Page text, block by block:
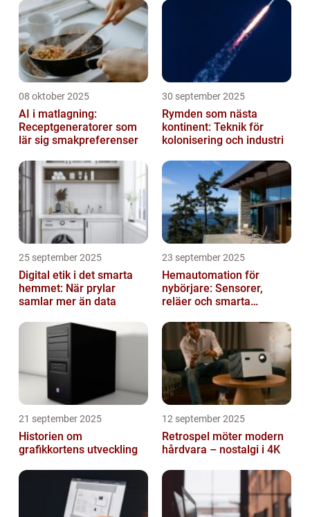
08 oktober 2025
AI i matlagning:
Receptgeneratorer som
lär sig smakpreferenser
30 september 2025
Rymden som nästa
kontinent: Teknik för
kolonisering och industri
25 september 2025
Digital etik i det smarta
hemmet: När prylar
samlar mer än data
23 september 2025
Hemautomation för
nybörjare: Sensorer,
reläer och smarta
21 september 2025
Historien om
grafikkortens utveckling
12 september 2025
Retrospel möter modern
hårdvara – nostalgi i 4K